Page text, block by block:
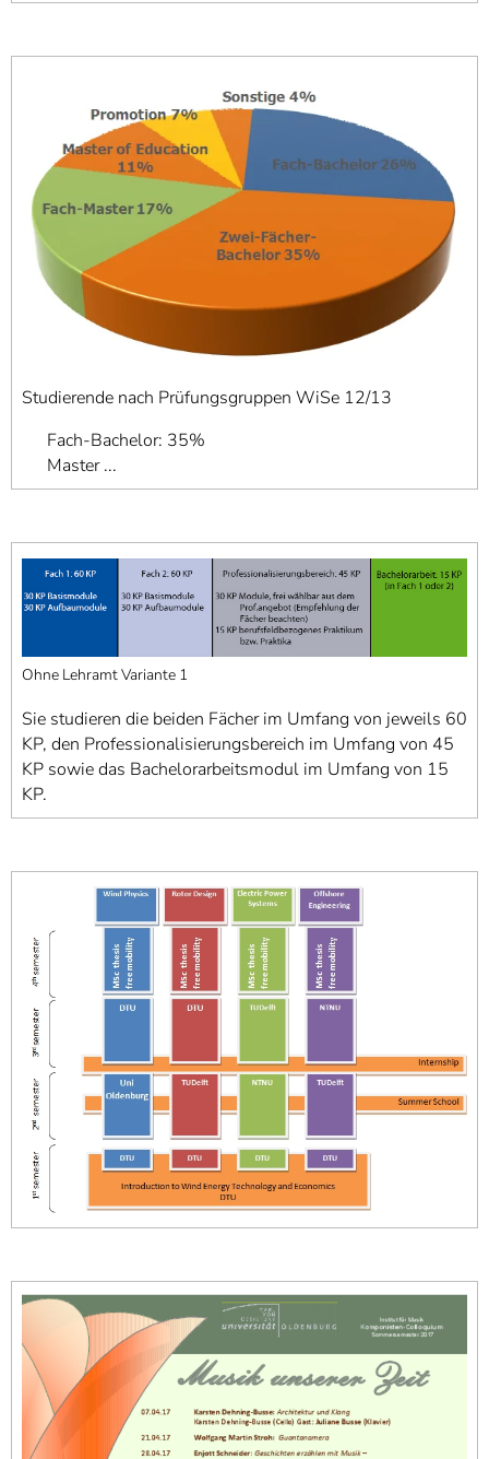
Studierende nach Prüfungsgruppen WiSe 12/13
Fach-Bachelor: 35%
Master ...
Ohne Lehramt Variante 1
Sie studieren die beiden Fächer im Umfang von jeweils 60
KP, den Professionalisierungsbereich im Umfang von 45
KP sowie das Bachelorarbeitsmodul im Umfang von 15
KP.